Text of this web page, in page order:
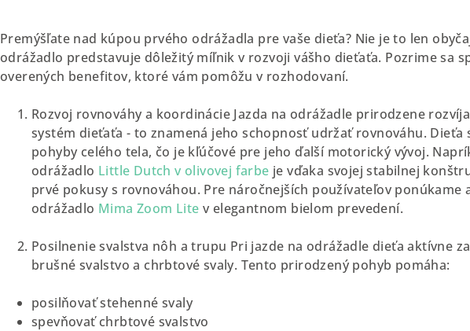
Premýšľate nad kúpou prvého odrážadla pre vaše dieťa? Nie je to len
odrážadlo predstavuje dôležitý míľnik v rozvoji vášho dieťaťa. Pozrime sa
overených benefitov, ktoré vám pomôžu v rozhodovaní.
Rozvoj rovnováhy a koordinácie Jazda na odrážadle prirodzene
systém dieťaťa - to znamená jeho schopnosť udržať rovnováhu. Dieťa
pohyby celého tela, čo je kľúčové pre jeho ďalší motorický vývoj.
odrážadlo Little Dutch v olivovej farbe je vďaka svojej stabilnej
prvé pokusy s rovnováhou. Pre náročnejších používateľov ponúkame
odrážadlo Mima Zoom Lite v elegantnom bielom prevedení.
Posilnenie svalstva nôh a trupu Pri jazde na odrážadle dieťa aktívne
brušné svalstvo a chrbtové svaly. Tento prirodzený pohyb pomáha:
posilňovať stehenné svaly
spevňovať chrbtové svalstvo